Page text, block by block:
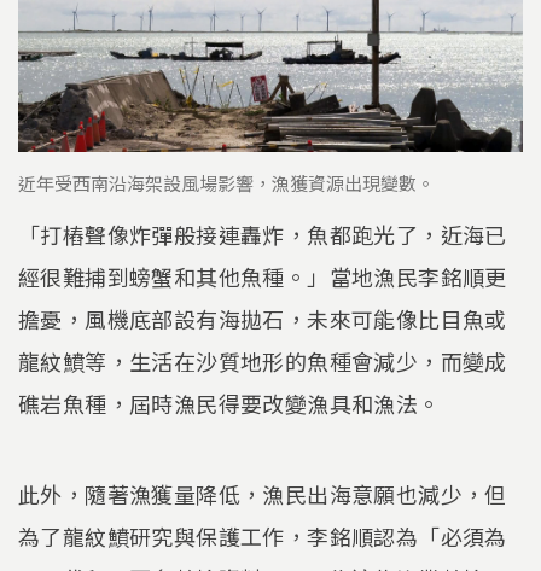
近年受西南沿海架設風場影響，漁獲資源出現變數。
「打樁聲像炸彈般接連轟炸，魚都跑光了，近海已
經很難捕到螃蟹和其他魚種。」當地漁民李銘順更
擔憂，風機底部設有海拋石，未來可能像比目魚或
龍紋鱝等，生活在沙質地形的魚種會減少，而變成
礁岩魚種，屆時漁民得要改變漁具和漁法。
此外，隨著漁獲量降低，漁民出海意願也減少，但
為了龍紋鱝研究與保護工作，李銘順認為「必須為